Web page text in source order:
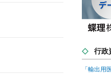
行政
「輸出用